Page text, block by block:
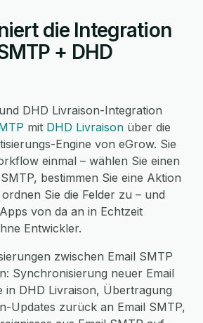
die Integration
+ DHD
DHD Livraison-Integration
mit DHD Livraison über die
Engine von eGrow. Sie
einmal – wählen Sie einen
bestimmen Sie eine Aktion
Sie die Felder zu – und
von da an in Echtzeit
Entwickler.
zwischen Email SMTP
Synchronisierung neuer Email
in DHD Livraison, Übertragung
Updates zurück an Email SMTP,